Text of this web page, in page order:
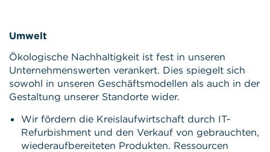
Umwelt
Ökologische Nachhaltigkeit ist fest in unseren
Unternehmenswerten verankert. Dies spiegelt sich
sowohl in unseren Geschäftsmodellen als auch in der
Gestaltung unserer Standorte wider.
Wir fördern die Kreislaufwirtschaft durch IT-
Refurbishment und den Verkauf von gebrauchten,
wiederaufbereiteten Produkten. Ressourcen